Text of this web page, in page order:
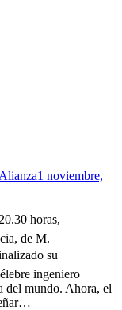
Alianza1 noviembre,
horas,
de M.
su
ingeniero
del mundo. Ahora, el